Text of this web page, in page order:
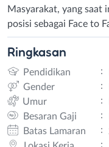
Masyarakat, yang saat
posisi sebagai Face to
Ringkasan
Pendidikan :
Gender
:
Umur
:
Besaran Gaji
:
Batas Lamaran
:
: